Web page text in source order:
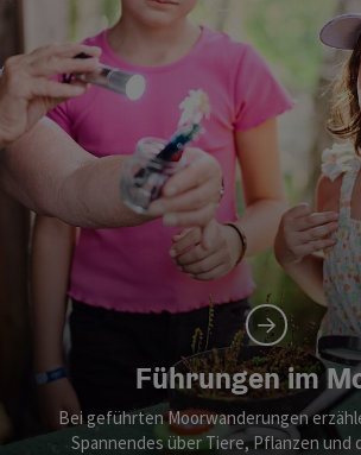
Führungen im
Bei geführten Moorwanderungen
Spannendes über Tiere, Pflanzen und